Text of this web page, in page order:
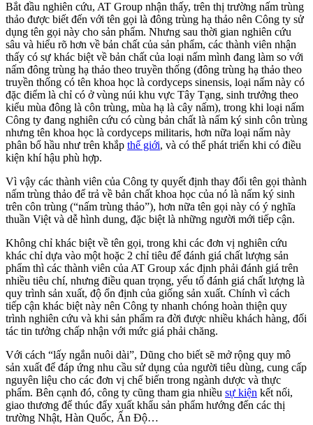
Bắt đầu nghiên cứu, AT Group nhận thấy, trên thị trường nấm trùng
thảo được biết đến với tên gọi là đông trùng hạ thảo nên Công ty sử
dụng tên gọi này cho sản phẩm. Nhưng sau thời gian nghiên cứu
sâu và hiểu rõ hơn về bản chất của sản phẩm, các thành viên nhận
thấy có sự khác biệt về bản chất của loại nấm mình đang làm so với
nấm đông trùng hạ thảo theo truyền thống (đông trùng hạ thảo theo
truyền thống có tên khoa học là cordyceps sinensis, loại nấm này có
đặc điểm là chỉ có ở vùng núi khu vực Tây Tạng, sinh trưởng theo
kiểu mùa đông là côn trùng, mùa hạ là cây nấm), trong khi loại nấm
Công ty đang nghiên cứu có cùng bản chất là nấm ký sinh côn trùng
nhưng tên khoa học là cordyceps militaris, hơn nữa loại nấm này
phân bổ hầu như trên khắp thế giới, và có thể phát triển khi có điều
kiện khí hậu phù hợp.
Vì vậy các thành viên của Công ty quyết định thay đổi tên gọi thành
nấm trùng thảo để trả về bản chất khoa học của nó là nấm ký sinh
trên côn trùng (“nấm trùng thảo”), hơn nữa tên gọi này có ý nghĩa
thuần Việt và dễ hình dung, đặc biệt là những người mới tiếp cận.
Không chỉ khác biệt về tên gọi, trong khi các đơn vị nghiên cứu
khác chỉ dựa vào một hoặc 2 chỉ tiêu để đánh giá chất lượng sản
phẩm thì các thành viên của AT Group xác định phải đánh giá trên
nhiều tiêu chí, nhưng điều quan trọng, yếu tố đánh giá chất lượng là
quy trình sản xuất, độ ổn định của giống sản xuất. Chính vì cách
tiếp cận khác biệt này nên Công ty nhanh chóng hoàn thiện quy
trình nghiên cứu và khi sản phẩm ra đời được nhiều khách hàng, đối
tác tin tưởng chấp nhận với mức giá phải chăng.
Với cách “lấy ngắn nuôi dài”, Dũng cho biết sẽ mở rộng quy mô
sản xuất để đáp ứng nhu cầu sử dụng của người tiêu dùng, cung cấp
nguyên liệu cho các đơn vị chế biến trong ngành dược và thực
phẩm. Bên cạnh đó, công ty cũng tham gia nhiều sự kiện kết nối,
giao thương để thúc đẩy xuất khẩu sản phẩm hướng đến các thị
trường Nhật, Hàn Quốc, Ấn Độ…